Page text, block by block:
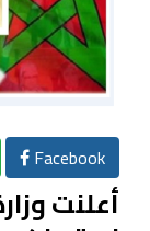
Facebook
أعلنت